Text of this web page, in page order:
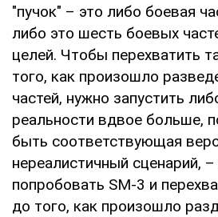
"пучок" – это либо боевая
либо это шесть боевых
целей. Чтобы перехватить
того, как произошло
частей, нужно запустить
реальности вдвое больше,
быть соответствующая
нереалистичный сценарий,
попробовать SM-3 и
до того, как произошло